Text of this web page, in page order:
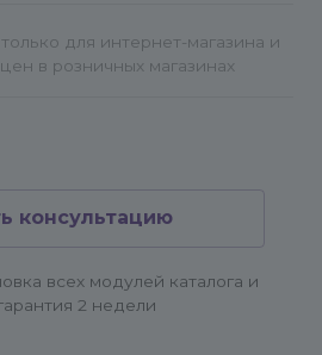
для интернет-магазина и
в розничных магазинах
консультацию
всех модулей каталога и
2 недели